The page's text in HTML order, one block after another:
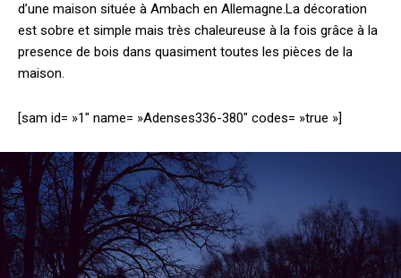
d’une maison située à Ambach en Allemagne.La décoration
est sobre et simple mais très chaleureuse à la fois grâce à la
presence de bois dans quasiment toutes les pièces de la
maison.
[sam id= »1″ name= »Adenses336-380″ codes= »true »]